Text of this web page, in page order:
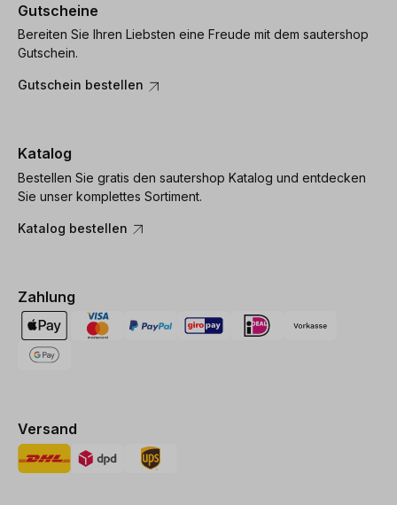
Gutscheine
Bereiten Sie Ihren Liebsten eine Freude mit dem sautershop
Gutschein.
Gutschein bestellen
Katalog
Bestellen Sie gratis den sautershop Katalog und entdecken
Sie unser komplettes Sortiment.
Katalog bestellen
Zahlung
Versand